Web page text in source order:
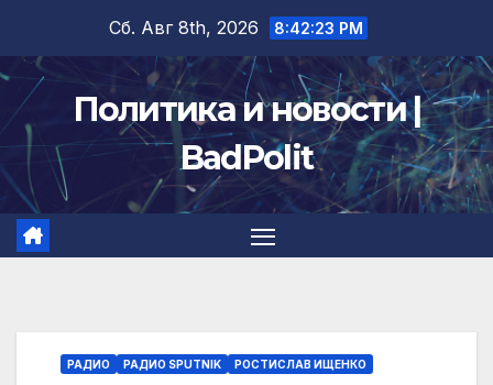
содержимому
Сб. Авг 8th, 2026 8:42:24 PM
Политика и новости |
BadPolit
РАДИО РАДИО SPUTNIK РОСТИСЛАВ ИЩЕНКО